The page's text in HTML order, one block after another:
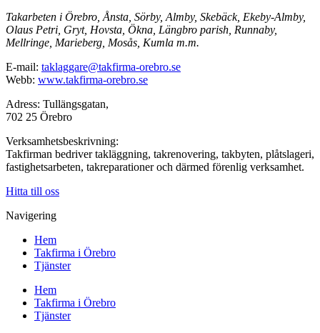
Takarbeten i Örebro, Ånsta, Sörby, Almby, Skebäck, Ekeby-Almby,
Olaus Petri, Gryt, Hovsta, Ökna, Längbro parish, Runnaby,
Mellringe, Marieberg, Mosås, Kumla m.m.
E-mail: taklaggare@takfirma-orebro.se
Webb: www.takfirma-orebro.se
Adress: Tullängsgatan,
702 25 Örebro
Verksamhetsbeskrivning:
Takfirman bedriver takläggning, takrenovering, takbyten, plåtslageri,
fastighetsarbeten, takreparationer och därmed förenlig verksamhet.
Hitta till oss
Navigering
Hem
Takfirma i Örebro
Tjänster
Hem
Takfirma i Örebro
Tjänster